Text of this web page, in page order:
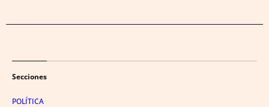
Secciones
POLÍTICA